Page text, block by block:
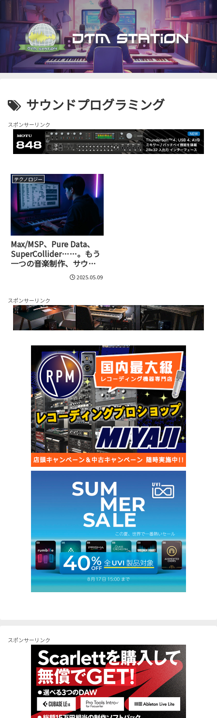
サウンドプログラミング
スポンサーリンク
テクノロジー
Max/MSP、Pure Data、
SuperCollider……。もう
一つの音楽制作、サウン
ドプログラミングという
2025.05.09
スポンサーリンク
スポンサーリンク